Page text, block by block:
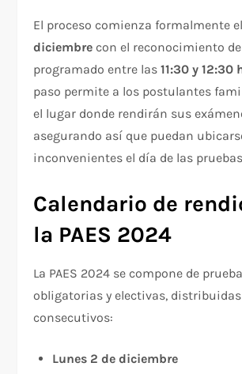
El proceso comienza formalmente el
diciembre con el reconocimiento
programado entre las11:30 y 12:30
paso permite a los postulantes
el lugar donde rendirán sus
asegurando así que puedan
inconvenientes el día de las
Calendario de
la PAES 2024
La PAES 2024 se compone de
obligatorias y electivas,
consecutivos:
Lunes 2 de diciembre